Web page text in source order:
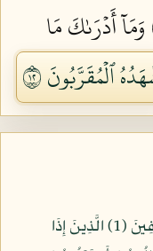
وَمَآ أَدۡرَىٰكَ مَا
ٱلۡمُقَرَّبُونَ ٢١
بِسْمِ اللّهِ الرَّحْمنِ الرَّحِيمِ وَيْلٌ لِّلْمُطَفِّفِينَ (1) الَّذِينَ إِذَا